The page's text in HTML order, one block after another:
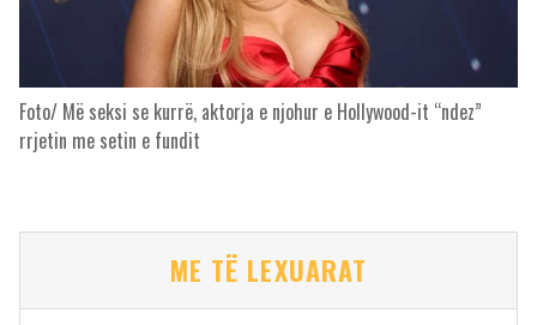
Foto/ Më seksi se kurrë, aktorja e njohur e Hollywood-it “ndez”
rrjetin me setin e fundit
ME TË LEXUARAT